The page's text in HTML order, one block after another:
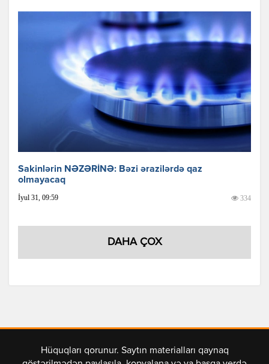
Sakinlərin NƏZƏRİNƏ: Bəzi ərazilərdə qaz
olmayacaq
İyul 31, 09:59 334
DAHA ÇOX
Hüquqları qorunur. Saytın materialları qaynaq